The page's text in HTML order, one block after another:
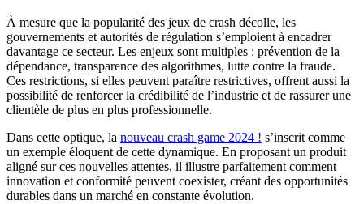
À mesure que la popularité des jeux de crash décolle, les
gouvernements et autorités de régulation s’emploient à encadrer
davantage ce secteur. Les enjeux sont multiples : prévention de la
dépendance, transparence des algorithmes, lutte contre la fraude.
Ces restrictions, si elles peuvent paraître restrictives, offrent aussi la
possibilité de renforcer la crédibilité de l’industrie et de rassurer une
clientèle de plus en plus professionnelle.
Dans cette optique, la nouveau crash game 2024 ! s’inscrit comme
un exemple éloquent de cette dynamique. En proposant un produit
aligné sur ces nouvelles attentes, il illustre parfaitement comment
innovation et conformité peuvent coexister, créant des opportunités
durables dans un marché en constante évolution.